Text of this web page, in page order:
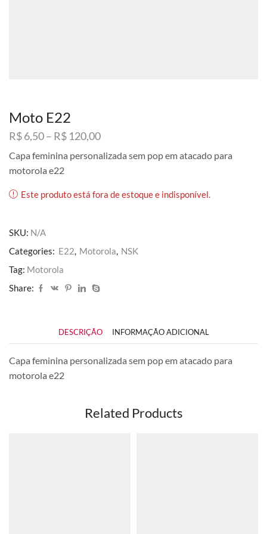
Moto E22
R$6,50– R$ 120,00Faixa
preço:
R$ 120,00
Capa feminina personalizada sem pop em atacado para
motorola e22
Este produto está fora de estoque e indisponível.
SKU: N/A
Categories: E22, Motorola, NSK
Tag: Motorola
Share:
DESCRIÇÃO INFORMAÇÃO ADICIONAL
Capa feminina personalizada sem pop em atacado para
motorola e22
Related Products